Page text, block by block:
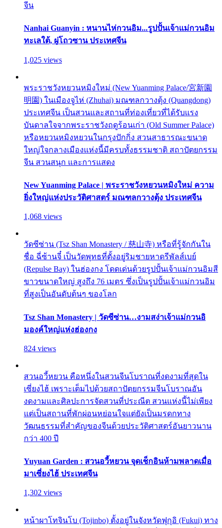
จีน
Nanhai Guanyin : หนานไห่กวนอิม...รูปปั้นเจ้าแม่กวนอิม
ทะเลใต้, ผู่โถวซาน ประเทศจีน
1,025 views
พระราชวังหยวนหมิงใหม่ (New Yuanming Palace/宮新園
明園) ในเมืองจูไห่ (Zhuhai) มณฑลกวางตุ้ง (Quangdong)
ประเทศจีน เป็นสวนและสถานที่ท่องเที่ยวที่ได้รับแรง
บันดาลใจจากพระราชวังฤดูร้อนเก่า (Old Summer Palace)
หรือหยวนหมิงหยวนในกรุงปักกิ่ง สวนสาธารณะขนาด
ใหญ่ใจกลางเมืองแห่งนี้มีครบทั้งธรรมชาติ สถาปัตยกรรม
จีน สวนสนุก และการแสดง
New Yuanming Palace | พระราชวังหยวนหมิงใหม่ ความ
ยิ่งใหญ่แห่งประวัติศาสตร์ มณฑลกวางตุ้ง ประเทศจีน
1,068 views
วัดซีซ่าน (Tsz Shan Monastery / 慈山寺) หรือที่รู้จักกันใน
ชื่อ ฉี่ซ้านจี๋ เป็นวัดพุทธที่ตั้งอยู่ริมชายหาดรีพัลส์เบย์
(Repulse Bay) ในฮ่องกง โดดเด่นด้วยรูปปั้นเจ้าแม่กวนอิมสี
ขาวขนาดใหญ่ สูงถึง 76 เมตร ซึ่งเป็นรูปปั้นเจ้าแม่กวนอิม
ที่สูงเป็นอันดับต้นๆ ของโลก
Tsz Shan Monastery | วัดซีซ่าน…งามสง่าเจ้าแม่กวนอิ
มองค์ใหญ่แห่งฮ่องกง
824 views
สวนอวี้หยวน คือหนึ่งในสวนจีนโบราณที่งดงามที่สุดใน
เซี่ยงไฮ้ เพราะเต็มไปด้วยสถาปัตยกรรมจีนโบราณอัน
งดงามและศิลปะการจัดสวนที่ประณีต สวนแห่งนี้ไม่เพียง
แต่เป็นสถานที่พักผ่อนหย่อนใจแต่ยังเป็นมรดกทาง
วัฒนธรรมที่สำคัญของจีนด้วยประวัติศาสตร์อันยาวนาน
กว่า 400 ปี
Yuyuan Garden : สวนอวี้หยวน จุดเช็กอินห้ามพลาดเมื่อ
มาเซี่ยงไฮ้ ประเทศจีน
1,302 views
หน้าผาโทจินโบ (Tojinbo) ตั้งอยู่ในจังหวัดฟุกุอิ (Fukui) ทาง